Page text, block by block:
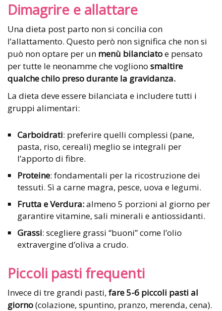
Dimagrire e allattare
Una dieta post parto non si concilia con
l’allattamento. Questo però non significa che non si
può non optare per un menù bilanciatoe pensato
per tutte le neonamme che vogliono smaltire
qualche chilo preso durante la gravidanza.
La dieta deve essere bilanciata e includere tutti i
gruppi alimentari:
Carboidrati: preferire quelli complessi (pane,
pasta, riso, cereali) meglio se integrali per
l’apporto di fibre.
Proteine: fondamentali per la ricostruzione dei
tessuti. Sì a carne magra, pesce, uova e legumi.
Frutta e Verdura:almeno 5 porzioni al giorno per
garantire vitamine, sali minerali e antiossidanti.
Grassi: scegliere grassi “buoni” come l’olio
extravergine d’oliva a crudo.
Piccoli pasti frequenti
Invece di tre grandi pasti, fare 5-6 piccoli pasti al
giorno(colazione, spuntino, pranzo, merenda, cena).